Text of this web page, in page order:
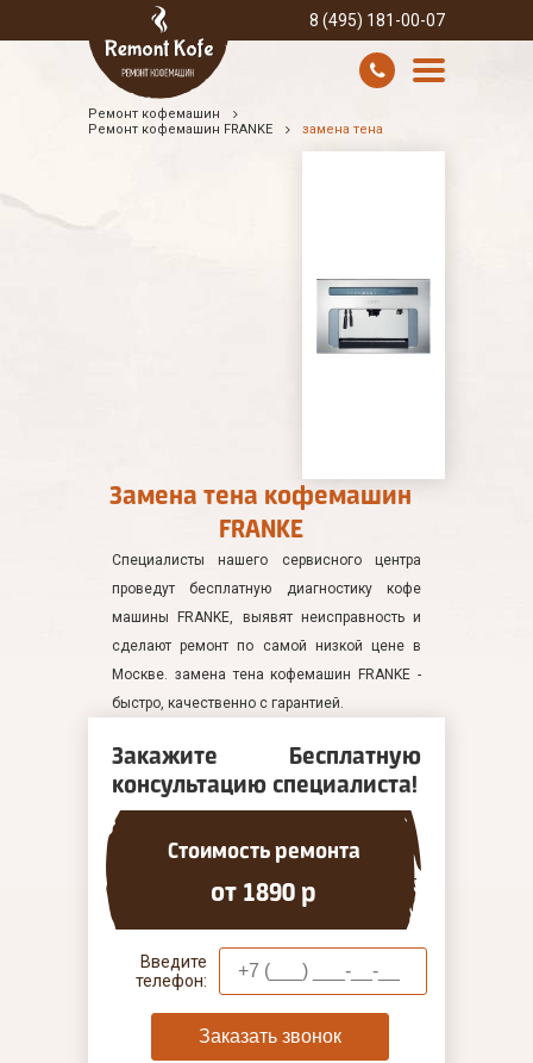
8 (495) 181-00-07
УСЛУГИ И ЦЕНЫ
Ремонт кофемашин
Ремонт кофемашин FRANKE
замена тена
Замена тена кофемашин
FRANKE
Специалисты нашего сервисного центра
проведут бесплатную диагностику кофе
машины FRANKE, выявят неисправность и
сделают ремонт по самой низкой цене в
Москве. замена тена кофемашин FRANKE -
быстро, качественно с гарантией.
Закажите Бесплатную
консультацию специалиста!
Стоимость ремонта
от 1890 р
Введите
телефон:
Заказать звонок